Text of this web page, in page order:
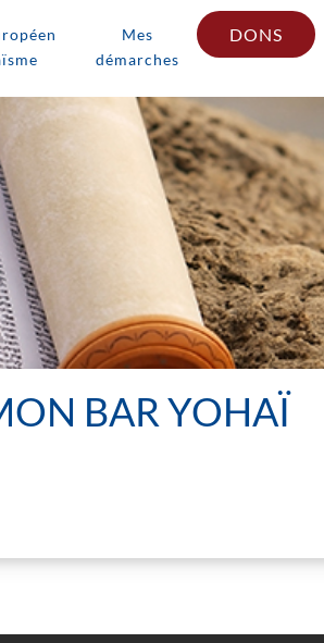
Mes
démarches
DONS
BAR YOHAÏ